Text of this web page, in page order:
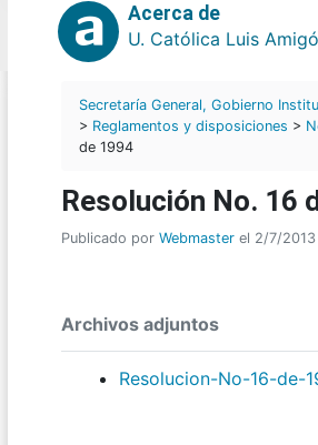
Acerca de
U. Católica Luis Amigó
Secretaría General, Gobierno
> Reglamentos y disposiciones >
de 1994
Resolución No. 16
Publicado por Webmaster el 2/7/
Archivos adjuntos
Resolucion-No-16-de-